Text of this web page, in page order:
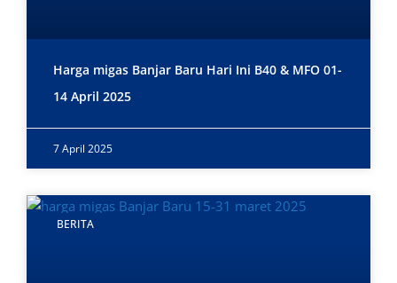
Harga migas Banjar Baru Hari Ini B40 & MFO 01-
14 April 2025
7 April 2025
BERITA